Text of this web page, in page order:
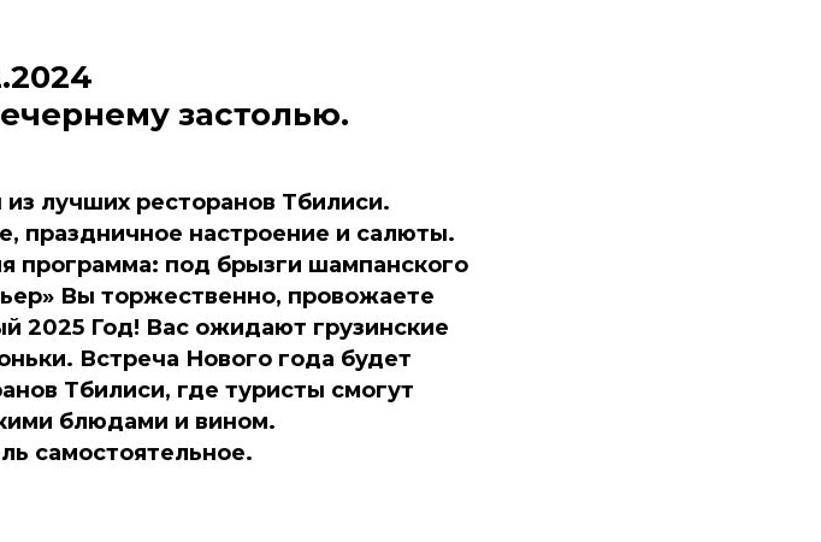
застолью.
лучших ресторанов Тбилиси.
праздничное настроение и салюты.
программа: под брызги шампанского
Вы торжественно, провожаете
2025 Год! Вас ожидают грузинские
Встреча Нового года будет
Тбилиси, где туристы смогут
блюдами и вином.
самостоятельное.